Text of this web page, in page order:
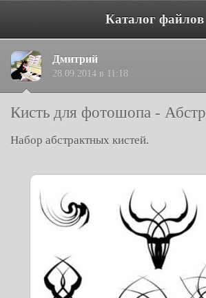
Каталог файлов
Дмитрий
28.09.2014 в 11:18
Кисть для фотошопа -
Набор абстрактных кистей.